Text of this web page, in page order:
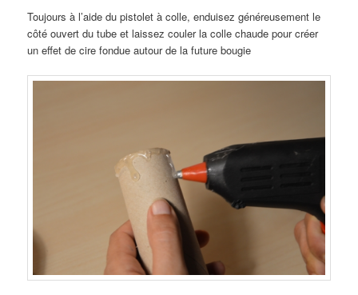
Toujours à l’aide du pistolet à colle, enduisez généreusement le
côté ouvert du tube et laissez couler la colle chaude pour créer
un effet de cire fondue autour de la future bougie